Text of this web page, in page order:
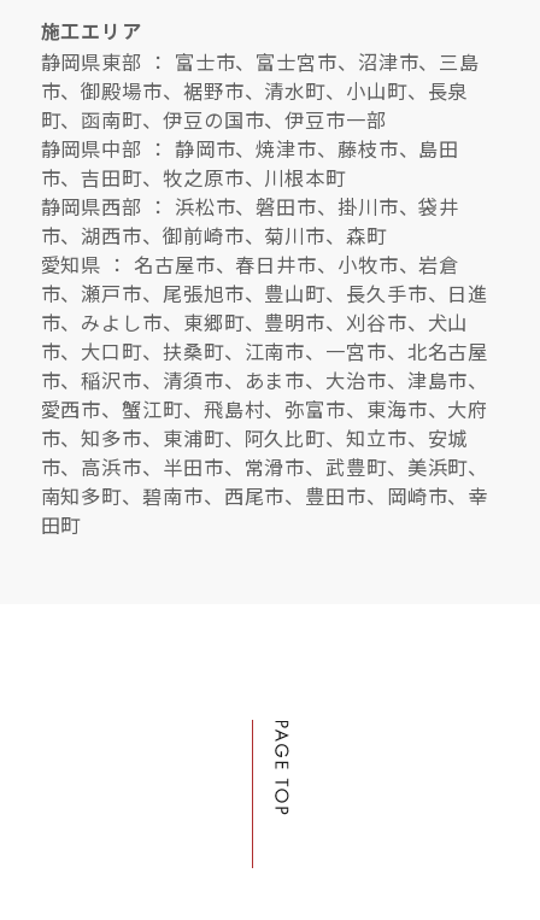
施工エリア
静岡県東部 ： 富士市、富士宮市、沼津市、三島
市、御殿場市、裾野市、清水町、小山町、長泉
町、函南町、伊豆の国市、伊豆市一部
静岡県中部 ： 静岡市、焼津市、藤枝市、島田
市、吉田町、牧之原市、川根本町
静岡県西部 ： 浜松市、磐田市、掛川市、袋井
市、湖西市、御前崎市、菊川市、森町
愛知県 ： 名古屋市、春日井市、小牧市、岩倉
市、瀬戸市、尾張旭市、豊山町、長久手市、日進
市、みよし市、東郷町、豊明市、刈谷市、犬山
市、大口町、扶桑町、江南市、一宮市、北名古屋
市、稲沢市、清須市、あま市、大治市、津島市、
愛西市、蟹江町、飛島村、弥富市、東海市、大府
市、知多市、東浦町、阿久比町、知立市、安城
市、高浜市、半田市、常滑市、武豊町、美浜町、
南知多町、碧南市、西尾市、豊田市、岡崎市、幸
田町